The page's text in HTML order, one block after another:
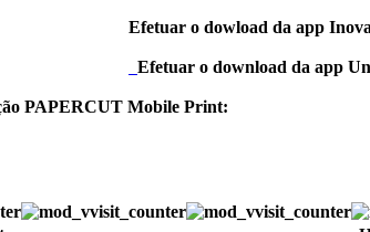
Efetuar o dowload da app
Efetuar o download da app
PAPERCUT Mobile Print: